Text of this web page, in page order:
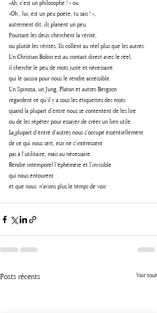
«Ah, c’est un philosophe ! » ou
«Oh , lui, est un peu poète, tu sais ! »,
autrement dit, ils planent un peu.
Pourtant les deux cherchent la vérité,
ou plutôt les vérités. Ils collent au réel plus que les autres.
Un Christian Bobin est au contact direct avec le réel,
il cherche le peu de mots juste et nécessaire
qui le saisira pour nous le rendre accessible.
Un Spinoza, un Jung, Platon et autres Bergson
regardent ce qu’il y a sous les étiquettes des mots
quand la plupart d’entre nous se contentent de les lire
ou de les répéter pour essayer de créer un lien utile.
Laplupart d’entre d’autres nous s’occupe essentiellement
de ce qui nous sert, eux ne s’intéressent
pas à l’utilitaire, mais au nécessaire.
Rendre intemporel l’éphémère et l’invisible
qui nous entourent
et que nous  n'avons plus le temps de voir.
Posts récents Voir tout